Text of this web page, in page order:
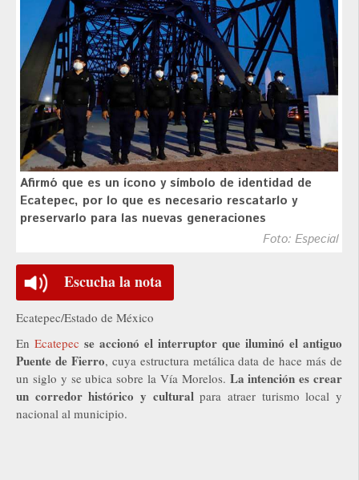
Afirmó que es un ícono y símbolo de identidad de
Ecatepec, por lo que es necesario rescatarlo y
preservarlo para las nuevas generaciones
Foto: Especial
Escucha la nota
Ecatepec/Estado de México
En Ecatepec se accionó el interruptor que iluminó el antiguo
Puente de Fierro, cuya estructura metálica data de hace más de
un siglo y se ubica sobre la Vía Morelos. La intención es crear
un corredor histórico y cultural para atraer turismo local y
nacional al municipio.